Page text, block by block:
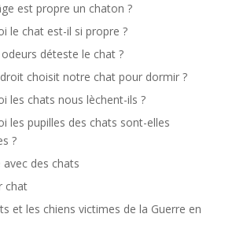
est propre un chaton ?
le chat est-il si propre ?
déteste le chat ?
choisit notre chat pour dormir ?
les chats nous lèchent-ils ?
les pupilles des chats sont-elles
?
avec des chats
chat
et les chiens victimes de la Guerre en